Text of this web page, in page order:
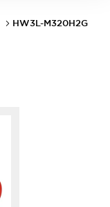
HW3L-M320H2G